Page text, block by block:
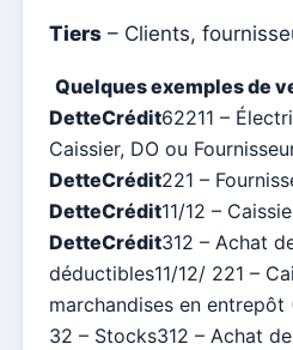
Centres de coûts
Comptes
Exercices
Accueil – Créer le premier
Relatórios
Jetons individuels
Catéchèse
Tiers – Clients,
Quelques exemples de
DetteCrédit62211 –
Caissier, DO ou
DetteCrédit221 –
DetteCrédit11/12 –
DetteCrédit312 – Achat
déductibles11/12/ 221 –
marchandises en entrepôt
32 – Stocks312 – Achat